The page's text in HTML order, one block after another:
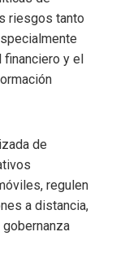
riesgos tanto
y el
de
regulen
a distancia,